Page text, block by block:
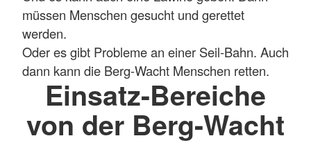
müssen Menschen gesucht und gerettet
werden.
Oder es gibt Probleme an einer Seil-Bahn. Auch
dann kann die Berg-Wacht Menschen retten.
Einsatz-Bereiche
von der Berg-Wacht